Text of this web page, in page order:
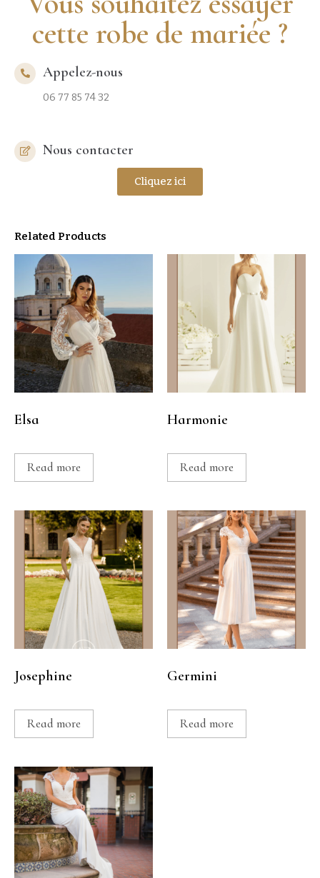
cette robe de mariée ?
Appelez-nous
06 77 85 74 32
Nous contacter
Cliquez ici
Related Products
Elsa
Read more
Harmonie
Read more
Josephine
Read more
Germini
Read more